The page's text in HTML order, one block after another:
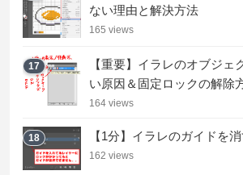
ない理由と解決方法
165 views
17
【重要】イラレのオブジェ
い原因＆固定ロックの解除
164 views
18 【1分】イラレのガイドを消
162 views